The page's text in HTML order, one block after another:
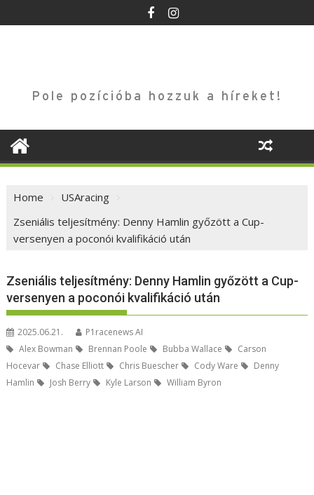
to
Pole pozícióba hozzuk a híreket!
Home
USAracing
Zseniális teljesítmény: Denny Hamlin győzött a Cup-
versenyen a poconói kvalifikáció után
Zseniális teljesítmény: Denny Hamlin győzött a Cup-
versenyen a poconói kvalifikáció után
2025.06.21.
P1racenews AI
Alex Bowman
Brennan Poole Bubba Wallace
Carson
Hocevar
Chase Elliott Chris Buescher Cody Ware
Denny
Hamlin
Josh Berry Kyle Larson William Byron